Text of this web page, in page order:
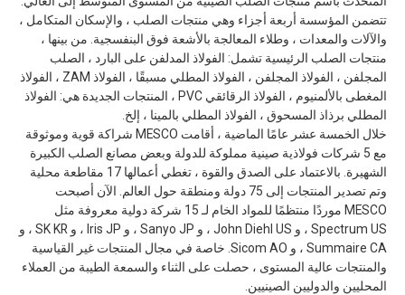
تتضمن المؤسسة أربعة أجزاء وهي منتجات الصلب ، والإسكان المتكامل ،
والآلات والمعدات ، وطلاء المعالجة بالأشعة فوق البنفسجية. من بينها ،
منتجات الصلب الرئيسية تشمل: الفولاذ المدلفن على البارد ، الصلب
المجلفن ، الفولاذ المجلفن ، الفولاذ المطلي مسبقًا ، الفولاذ ZAM ، الفولاذ
المغطى بالألمنيوم ، الفولاذ الرقائقي PVC ، المنتجات الجديدة هي: الفولاذ
المطلي برذاذ المسحوق ، الفولاذ المطلي بالمينا ، إلخ.
خلال الخمسة عشر عامًا الماضية ، أقامت MESCO شراكة قوية وموثوقة
مع 5 شركات فولاذية صينية مملوكة للدولة وبعض مصانع الصلب الكبيرة
الشهيرة. بالاعتماد على الصدق والقوة ، تغطي أعمالها 17 مقاطعة محلية
وتم تصدير المنتجات إلى 75 دولة ومنطقة حول العالم. الآن أصبحت
MESCO موردًا منتظمًا للمواد الخام لـ 15 شركة دولية معروفة مثل
Spectrum US ، و John Diehl US ، و Sanyo JP ، و Iris JP ، و SK KR ، و
Summaire CA ، و Sicom AO. خاصة في مجال المنتجات غير القياسية
والمنتجات عالية المستوى ، حصلت على الثناء والسمعة الطيبة من العملاء
المحليين والدوليين الصينيين.